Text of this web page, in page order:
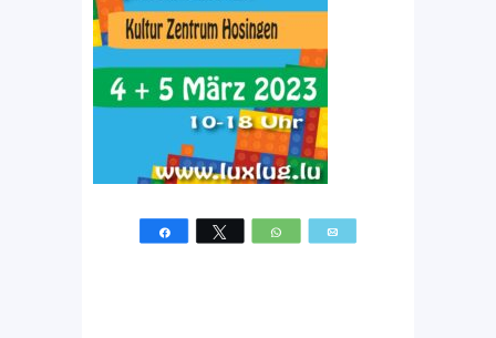
Partagez Tweetez WhatsApp